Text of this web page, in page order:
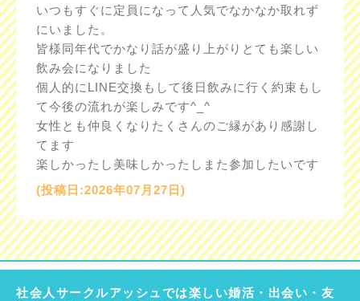
いつもすぐに定員になって人気でなかなか取れず
にいました。
皆様同年代でかなり話が盛り上がりとても楽しい
飲み会になりました
個人的にLINE交換もして後日飲みに行く約束もし
て今後の流れが楽しみです^_^
女性とも仲良くなりたくさんのご縁があり感謝し
てます
楽しかったし美味しかったしまた参加したいです
(投稿日:2026年07月27日)
社会人サークルアッシュでは楽しい婚活・出会い・友